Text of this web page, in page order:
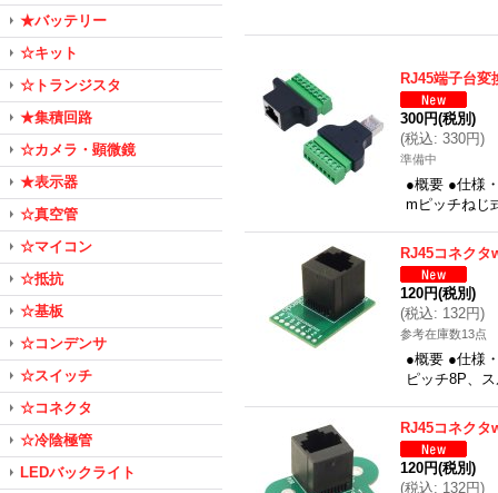
★バッテリー
☆キット
☆トランジスタ
★集積回路
☆カメラ・顕微鏡
★表示器
☆真空管
☆マイコン
☆抵抗
☆基板
☆コンデンサ
☆スイッチ
☆コネクタ
☆冷陰極管
LEDバックライト
RJ45端子台変
300円(税別)
(税込: 330円)
準備中
●概要 ●仕様
mピッチねじ
RJ45コネクタ
120円(税別)
(税込: 132円)
参考在庫数13点
●概要 ●仕様
ピッチ8P、
RJ45コネクタ
120円(税別)
(税込: 132円)